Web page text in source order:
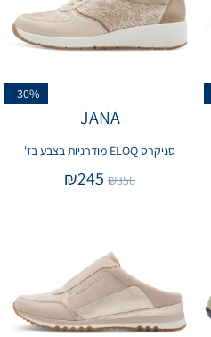
-30%
JANA
סניקרס ELOQ מודרניות בצבע בז'
₪350
₪245